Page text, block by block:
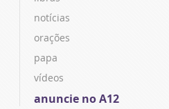
notícias
orações
papa
vídeos
anuncie no A12